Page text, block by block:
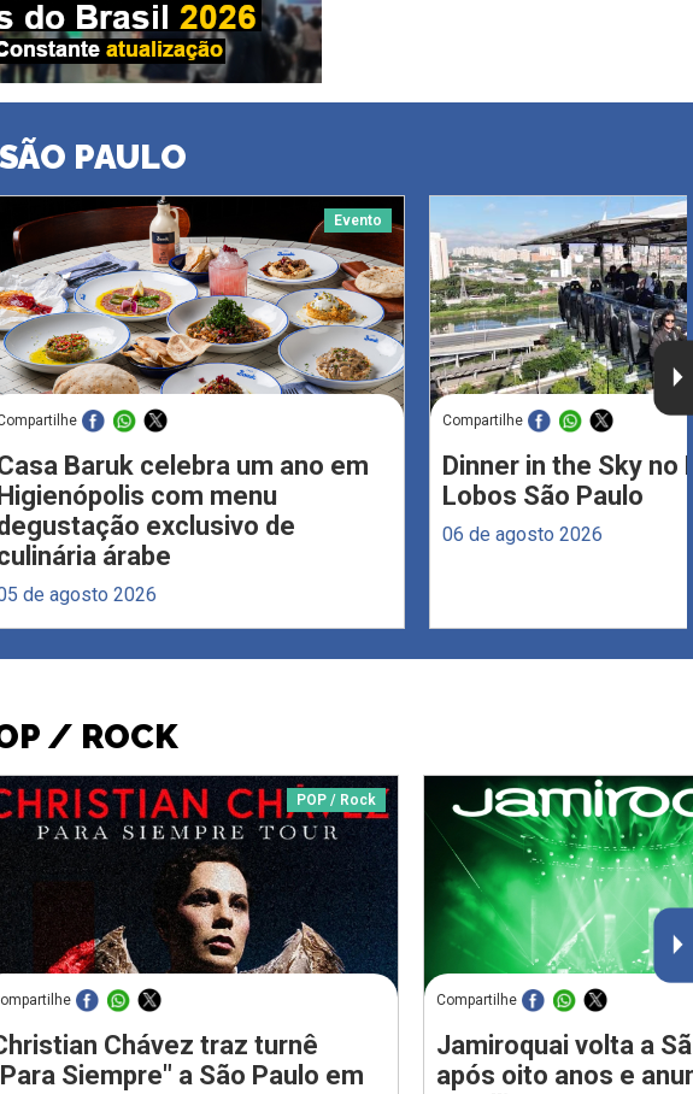
PAULO
Evento
Baruk celebra um ano em
com menu
exclusivo de
árabe
de agosto 2026
Compartilhe
Dinner in the Sky no
Lobos São Paulo
06 de agosto 2026
/ ROCK
POP / Rock
Chávez traz turnê
Siempre" a São Paulo em
Compartilhe
Jamiroquai volta a
após oito anos e